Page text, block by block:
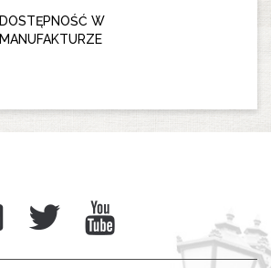
DOSTĘPNOŚĆ W
MANUFAKTURZE